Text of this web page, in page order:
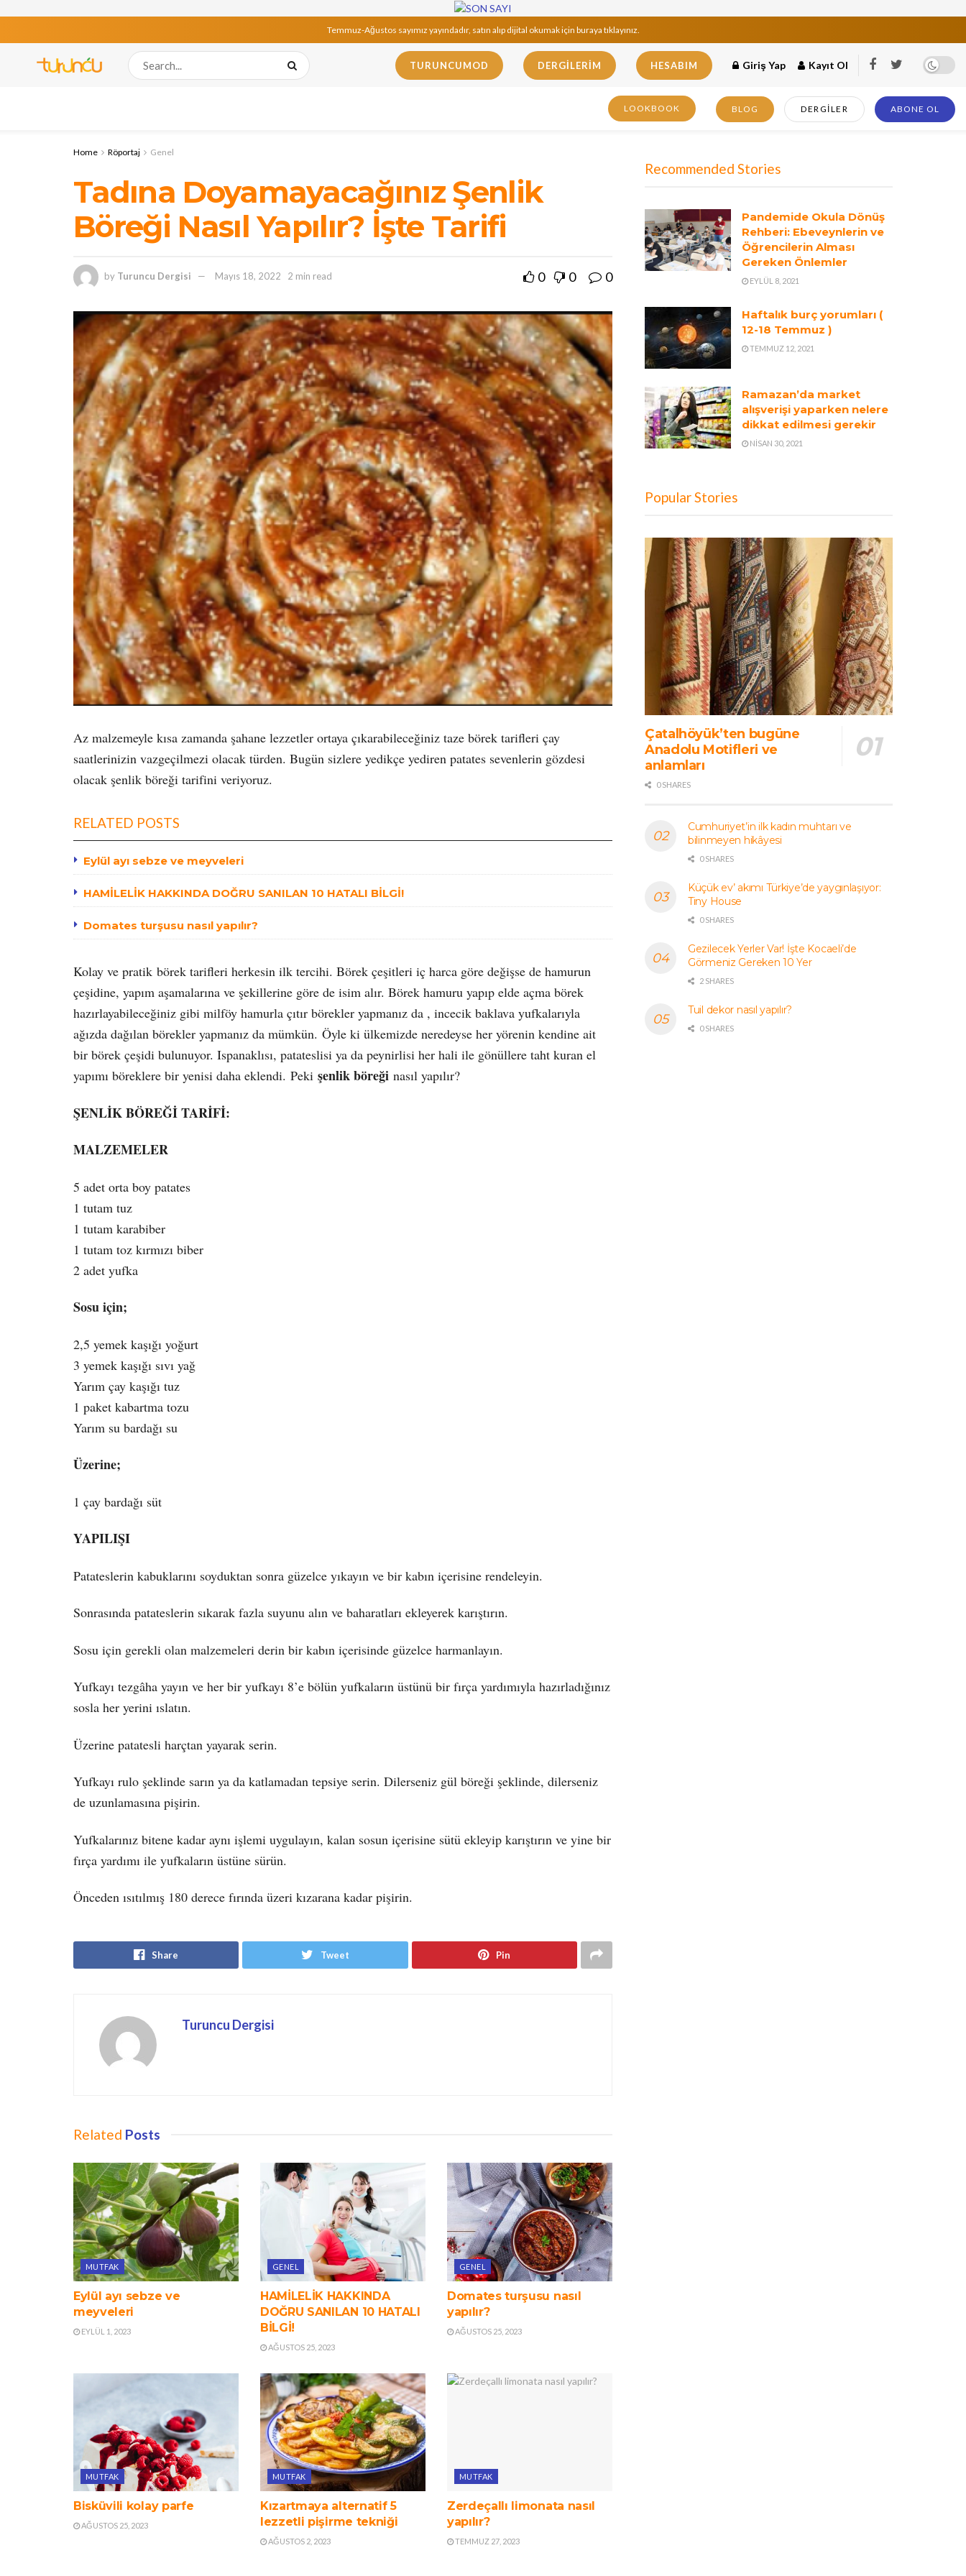
Temmuz-Ağustos sayımız yayındadır, satın alıp dijital okumak için buraya tıklayınız.
TURUNCUMOD DERGILERIM HESABIM Giriş Yap Kayıt Ol
LOOKBOOK BLOG DERGILER ABONE OL
Home Röportaj Genel
Tadına Doyamayacağınız Şenlik
Böreği Nasıl Yapılır? İşte Tarifi
by Turuncu Dergisi Mayıs 18, 2022 2 min read 0 0 0
Az malzemeyle kısa zamanda şahane lezzetler ortaya çıkarabileceğiniz taze börek tarifleri çay
saatlerinizin vazgeçilmezi olacak türden. Bugün sizlere yedikçe yediren patates sevenlerin gözdesi
olacak şenlik böreği tarifini veriyoruz.
RELATED POSTS
Eylül ayı sebze ve meyveleri
HAMİLELİK HAKKINDA DOĞRU SANILAN 10 HATALI BİLGİ!
Domates turşusu nasıl yapılır?
Kolay ve pratik börek tarifleri herkesin ilk tercihi. Börek çeşitleri iç harca göre değişse de hamurun
çeşidine, yapım aşamalarına ve şekillerine göre de isim alır. Börek hamuru yapıp elde açma börek
hazırlayabileceğiniz gibi milföy hamurla çıtır börekler yapmanız da , incecik baklava yufkalarıyla
ağızda dağılan börekler yapmanız da mümkün. Öyle ki ülkemizde neredeyse her yörenin kendine ait
bir börek çeşidi bulunuyor. Ispanaklısı, patateslisi ya da peynirlisi her hali ile gönüllere taht kuran el
yapımı böreklere bir yenisi daha eklendi. Peki şenlik böreği nasıl yapılır?
ŞENLİK BÖREĞİ TARİFİ:
MALZEMELER
5 adet orta boy patates
1 tutam tuz
1 tutam karabiber
1 tutam toz kırmızı biber
2 adet yufka
Sosu için;
2,5 yemek kaşığı yoğurt
3 yemek kaşığı sıvı yağ
Yarım çay kaşığı tuz
1 paket kabartma tozu
Yarım su bardağı su
Üzerine;
1 çay bardağı süt
YAPILIŞI
Patateslerin kabuklarını soyduktan sonra güzelce yıkayın ve bir kabın içerisine rendeleyin.
Sonrasında patateslerin sıkarak fazla suyunu alın ve baharatları ekleyerek karıştırın.
Sosu için gerekli olan malzemeleri derin bir kabın içerisinde güzelce harmanlayın.
Yufkayı tezgâha yayın ve her bir yufkayı 8’e bölün yufkaların üstünü bir fırça yardımıyla hazırladığınız
sosla her yerini ıslatın.
Üzerine patatesli harçtan yayarak serin.
Yufkayı rulo şeklinde sarın ya da katlamadan tepsiye serin. Dilerseniz gül böreği şeklinde, dilerseniz
de uzunlamasına pişirin.
Yufkalarınız bitene kadar aynı işlemi uygulayın, kalan sosun içerisine sütü ekleyip karıştırın ve yine bir
fırça yardımı ile yufkaların üstüne sürün.
Önceden ısıtılmış 180 derece fırında üzeri kızarana kadar pişirin.
Share Tweet Pin
Turuncu Dergisi
Related Posts
MUTFAK
Eylül ayı sebze ve
meyveleri
EYLÜL 1, 2023
GENEL
HAMİLELİK HAKKINDA
DOĞRU SANILAN 10 HATALI
BİLGİ!
AĞUSTOS 25, 2023
GENEL
Domates turşusu nasıl
yapılır?
AĞUSTOS 25, 2023
MUTFAK
Bisküvili kolay parfe
AĞUSTOS 25, 2023
MUTFAK
Kızartmaya alternatif 5
lezzetli pişirme tekniği
AĞUSTOS 2, 2023
MUTFAK
Zerdeçallı limonata nasıl
yapılır?
TEMMUZ 27, 2023
Recommended Stories
Pandemide Okula Dönüş
Rehberi: Ebeveynlerin ve
Öğrencilerin Alması
Gereken Önlemler
EYLÜL 8, 2021
Haftalık burç yorumları (
12-18 Temmuz )
TEMMUZ 12, 2021
Ramazan’da market
alışverişi yaparken nelere
dikkat edilmesi gerekir
NISAN 30, 2021
Popular Stories
Çatalhöyük’ten bugüne
Anadolu Motifleri ve
anlamları
0 SHARES
Cumhuriyet’in ilk kadın muhtarı ve
bilinmeyen hikâyesi
0 SHARES
Küçük ev’ akımı Türkiye’de yaygınlaşıyor:
Tiny House
0 SHARES
Gezilecek Yerler Var! İşte Kocaeli’de
Görmeniz Gereken 10 Yer
2 SHARES
Tuil dekor nasıl yapılır?
0 SHARES